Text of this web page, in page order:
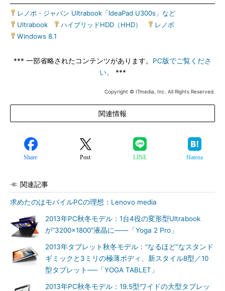
レノボ・ジャパン Ultrabook「IdeaPad U300s」など
Ultrabook
ハイブリッドHDD（HHD） レノボ
Windows 8.1
*** 一部省略されたコンテンツがあります。 PC版でご覧くださ
い。
***
Copyright © ITmedia, Inc. All Rights Reserved.
関連情報
Share Post LINE Hatena
関連記事
求めたのはモバイルPCの理想：Lenovo media
2013年PC秋冬モデル：1台4役の変形型Ultrabook
が“3200×1800”液晶に――「Yoga 2 Pro」
2013年タブレット秋冬モデル：“なるほど”なスタンド
ギミックと3ミリの極薄ボディ、新スタイル8型／10
型タブレット──「YOGA TABLET」
2013年PC秋冬モデル：19.5型ワイドの大型タブレッ